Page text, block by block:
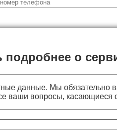
подробнее о
данные. Мы обязательно
ваши вопросы, касающиеся